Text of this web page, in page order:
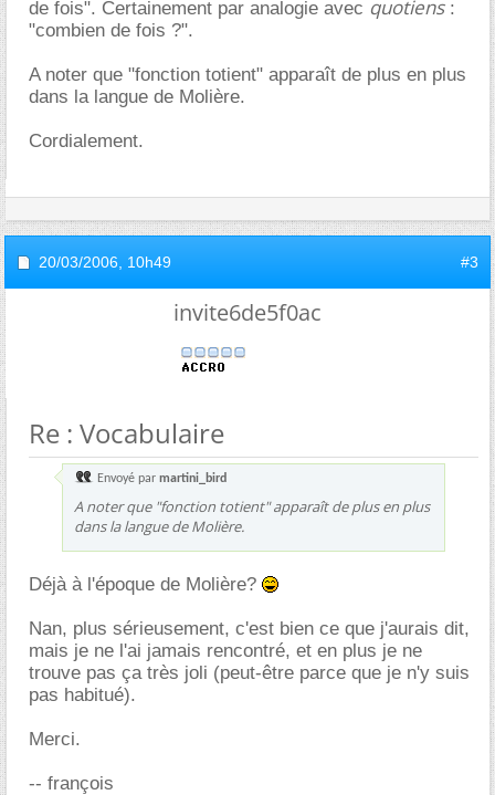
de fois". Certainement par analogie avec quotiens:
"combien de fois ?".
A noter que "fonction totient" apparaît de plus en plus
dans la langue de Molière.
Cordialement.
20/03/2006, 10h49 #3
invite6de5f0ac
Re : Vocabulaire
Envoyé par martini_bird
A noter que "fonction totient" apparaît de plus en plus
dans la langue de Molière.
Déjà à l'époque de Molière?
Nan, plus sérieusement, c'est bien ce que j'aurais dit,
mais je ne l'ai jamais rencontré, et en plus je ne
trouve pas ça très joli (peut-être parce que je n'y suis
pas habitué).
Merci.
-- françois